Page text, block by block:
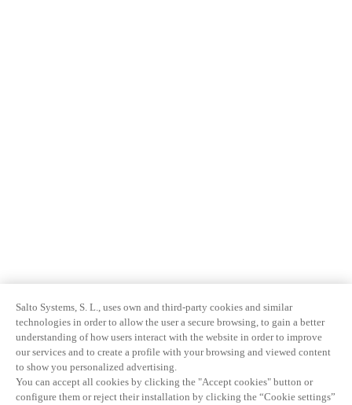
Salto Systems, S. L., uses own and third-party cookies and similar
technologies in order to allow the user a secure browsing, to gain a better
understanding of how users interact with the website in order to improve
our services and to create a profile with your browsing and viewed content
to show you personalized advertising.
You can accept all cookies by clicking the "Accept cookies" button or
configure them or reject their installation by clicking the “Cookie settings”